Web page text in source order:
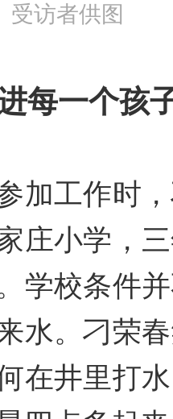
受访者供图
每一个孩
加工作时
庄小学，
学校条件
水。刁荣
在井里打